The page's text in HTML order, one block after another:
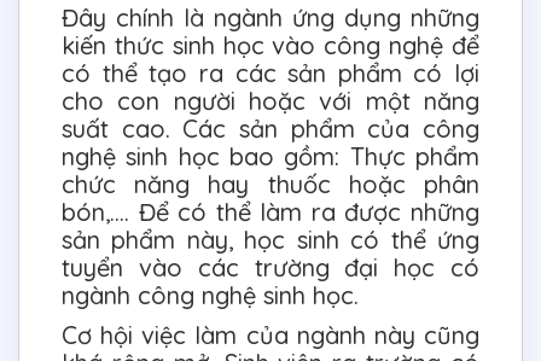
Đây chính là ngành ứng dụng những
kiến thức sinh học vào công nghệ để
có thể tạo ra các sản phẩm có lợi
cho con người hoặc với một năng
suất cao. Các sản phẩm của công
nghệ sinh học bao gồm: Thực phẩm
chức năng hay thuốc hoặc phân
bón,.... Để có thể làm ra được những
sản phẩm này, học sinh có thể ứng
tuyển vào các trường đại học có
ngành công nghệ sinh học.
Cơ hội việc làm của ngành này cũng